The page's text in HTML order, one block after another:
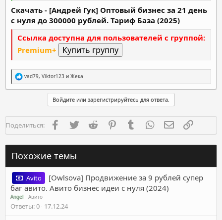
Скачать - [Андрей Гук] Оптовый бизнес за 21 день
с нуля до 300000 рублей. Тариф База (2025)
Ссылка доступна для пользователей с группой:
Premium+
Р
е
а
и
:
vad79, Viktor123 и Жека
Войдите или зарегистрируйтесь для ответа.
Поделиться: FacebookTwitter Reddit PinterestTumblr WhatsAppЭлектронная
Похожие темы
Avito
[Owlsova] Продвижение за 9 рублей супер
баг авито. Авито бизнес идеи с нуля (2024)
Angel Авито
Ответы 0 17.12.24